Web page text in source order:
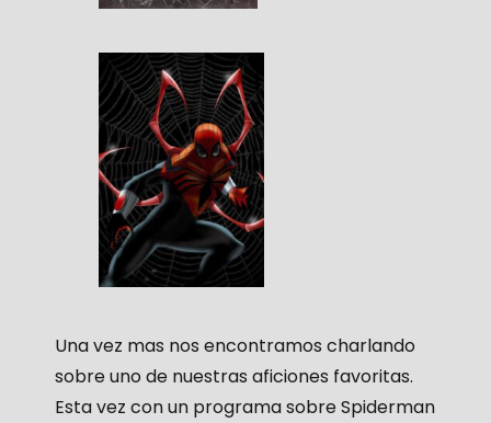
Una vez mas nos encontramos charlando
sobre uno de nuestras aficiones favoritas.
Esta vez con un programa sobre Spiderman